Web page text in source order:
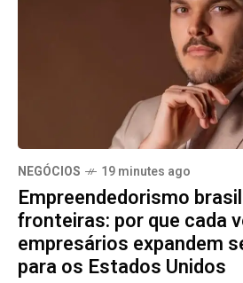
NEGÓCIOS 19 minutes ago
Empreendedorismo
fronteiras: por que cada
empresários expandem
para os Estados Unidos